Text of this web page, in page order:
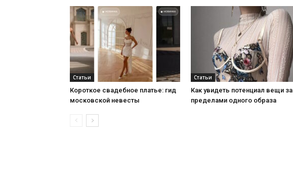
Статьи
Короткое свадебное платье: гид
московской невесты
Статьи
Как увидеть потенциал вещи за
пределами одного образа